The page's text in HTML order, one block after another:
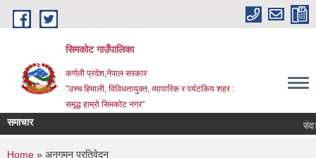
Skip to main content
सिमकोट गाउँपालिका
कर्णली प्रदेश,नेपाल सरकार
"उच्च हिमाली, विविधतायुक्त, व्यापारिक र पर्यटकिय शहर :
समृद्ध हाम्रो सिमकोट नगर"
समाचार
Home » अनुगमन प्रतिवेदन